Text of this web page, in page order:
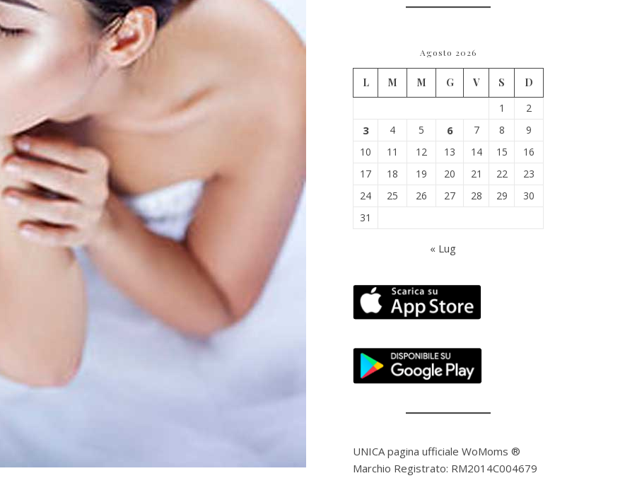
Agosto 2026
L M M G V S
D
1
2
3 4 5 6 7 8
9
10
11 12 13 14 15
16
17
18 19 20 21 22
23
24
25 26 27 28 29
30
31
« Lug
UNICA pagina ufficiale WoMoms ®
Marchio Registrato: RM2014C004679